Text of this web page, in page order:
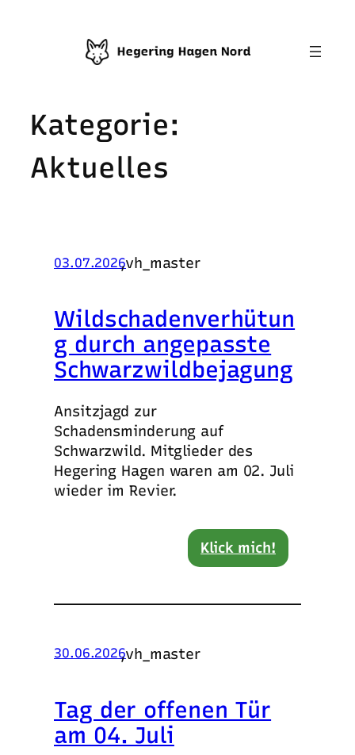
Kategorie:
Aktuelles
03.07.2026
,vh_master
Wildschadenverhütun
g durch angepasste
Schwarzwildbejagung
Ansitzjagd zur
Schadensminderung auf
Schwarzwild. Mitglieder des
Hegering Hagen waren am 02. Juli
wieder im Revier.
Klick mich!
30.06.2026
,vh_master
Tag der offenen Tür
am 04. Juli